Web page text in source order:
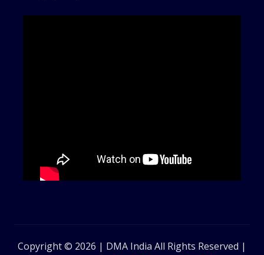
Copyright © 2026 | DMA India All Rights Reserved |